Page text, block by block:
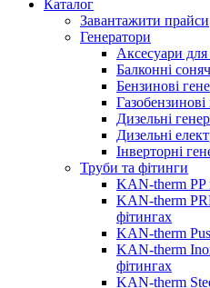
Каталог
Завантажити прайси
Генератори
Аксесуари для
Балконні
Бензинові
Газобензинові
Дизельні
Дизельні
Інверторні
Труби та фітинги
KAN-therm PP
KAN-therm
фітингах
KAN-therm
KAN-therm
фітингах
KAN-therm